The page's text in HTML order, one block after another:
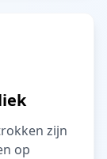
zijn
op